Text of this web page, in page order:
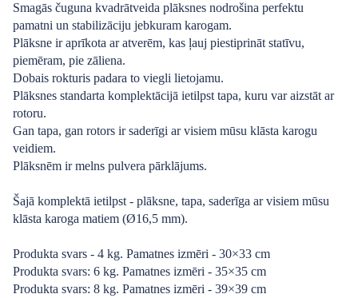
Smagās čuguna kvadrātveida plāksnes nodrošina perfektu
pamatni un stabilizāciju jebkuram karogam.
Plāksne ir aprīkota ar atverēm, kas ļauj piestiprināt statīvu,
piemēram, pie zāliena.
Dobais rokturis padara to viegli lietojamu.
Plāksnes standarta komplektācijā ietilpst tapa, kuru var aizstāt ar
rotoru.
Gan tapa, gan rotors ir saderīgi ar visiem mūsu klāsta karogu
veidiem.
Plāksnēm ir melns pulvera pārklājums.
Šajā komplektā ietilpst - plāksne, tapa, saderīga ar visiem mūsu
klāsta karoga matiem (Ø16,5 mm).
Produkta svars - 4 kg. Pamatnes izmēri - 30×33 cm
Produkta svars: 6 kg. Pamatnes izmēri - 35×35 cm
Produkta svars: 8 kg. Pamatnes izmēri - 39×39 cm